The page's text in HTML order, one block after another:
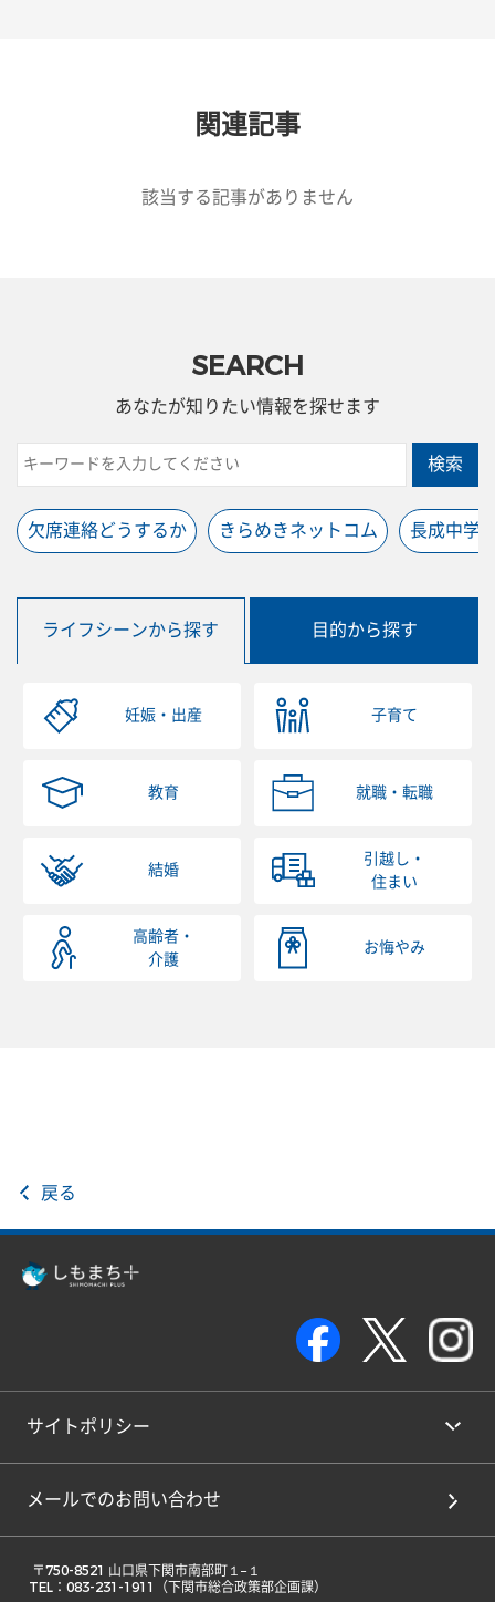
関連記事
該当する記事がありません
SEARCH
あなたが知りたい情報を探せます
検索
欠席連絡どうするか きらめきネットコム 長成中学
ライフシーンから探す 目的から探す
妊娠・出産 子育て
教育 就職・転職
結婚
引越し・
住まい
高齢者・
介護
お悔やみ
戻る
サイトポリシー
メールでのお問い合わせ
TEL：083-231-1911（下関市総合政策部企画課）